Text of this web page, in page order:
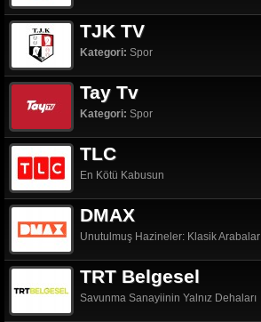
TJK TV
Kategori: Spor
Tay Tv
Kategori: Spor
TLC
En Kötü Kabusun
DMAX
Unutulmuş Hazineler: Klasik Arabalar
TRT Belgesel
Savunma Sanayiinin Yalnız Dehaları